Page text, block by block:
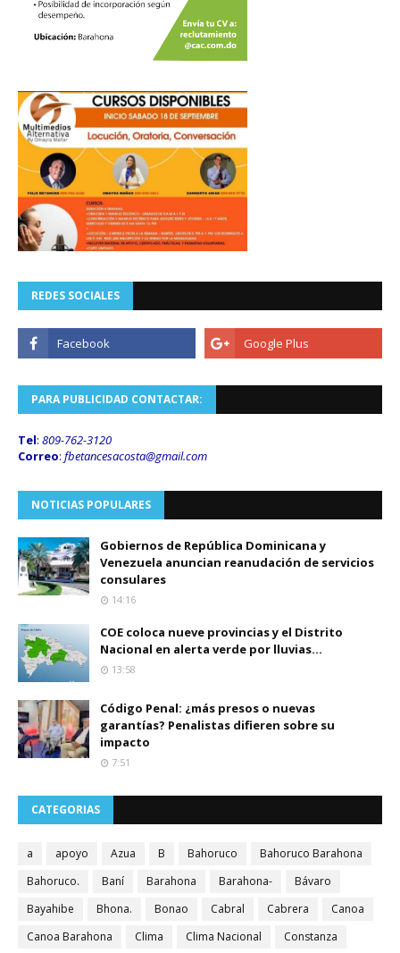
REDES SOCIALES
PARA PUBLICIDAD CONTACTAR:
Tel: 809-762-3120
Correo: fbetancesacosta@gmail.com
NOTICIAS POPULARES
Gobiernos de República Dominicana y
Venezuela anuncian reanudación de servicios
consulares
14:16
COE coloca nueve provincias y el Distrito
Nacional en alerta verde por lluvias...
13:58
Código Penal: ¿más presos o nuevas
garantías? Penalistas difieren sobre su
impacto
7:51
CATEGORIAS
a apoyo Azua B Bahoruco
Bahoruco Barahona
Bahoruco.
Baní Barahona Barahona-
Bávaro
Bayahibe
Bhona. Bonao Cabral Cabrera
Canoa
Canoa Barahona
Clima Clima Nacional
Constanza